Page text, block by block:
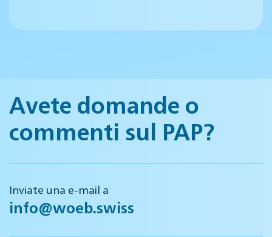
Avete domande o
commenti sul PAP?
Inviate una e-mail a
info@woeb.swiss